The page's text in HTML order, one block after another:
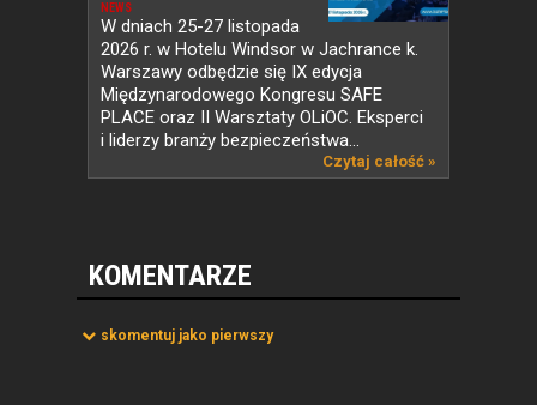
NEWS
W dniach 25-27 listopada
2026 r. w Hotelu Windsor w Jachrance k.
Warszawy odbędzie się IX edycja
Międzynarodowego Kongresu SAFE
PLACE oraz II Warsztaty OLiOC. Eksperci
i liderzy branży bezpieczeństwa...
Czytaj całość »
KOMENTARZE
skomentuj jako pierwszy